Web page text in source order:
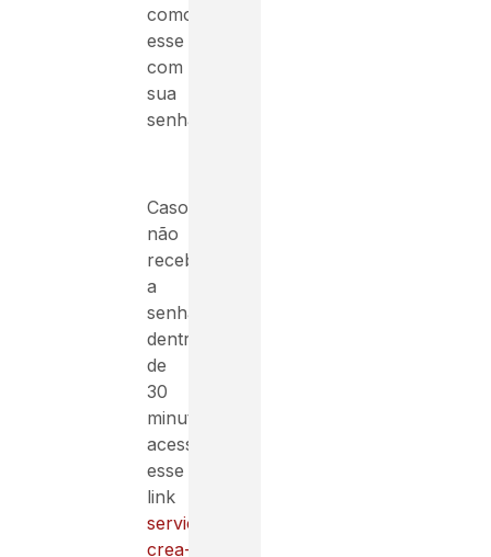
como
esse
com
sua
senha:
Caso
não
receba
a
senha
dentro
de
30
minutos,
acesse
esse
link
servicos-
crea-